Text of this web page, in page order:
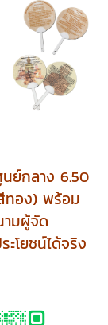
ย์กลาง 6.50
ทอง) พร้อม
ามผู้จัด
โยชน์ได้จริง